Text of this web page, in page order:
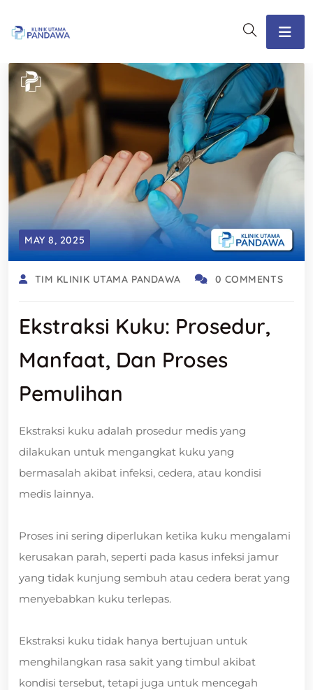
MAY 8, 2025
TIM KLINIK UTAMA PANDAWA 0 COMMENTS
Ekstraksi Kuku: Prosedur,
Manfaat, Dan Proses
Pemulihan
Ekstraksi kuku adalah prosedur medis yang
dilakukan untuk mengangkat kuku yang
bermasalah akibat infeksi, cedera, atau kondisi
medis lainnya.
Proses ini sering diperlukan ketika kuku mengalami
kerusakan parah, seperti pada kasus infeksi jamur
yang tidak kunjung sembuh atau cedera berat yang
menyebabkan kuku terlepas.
Ekstraksi kuku tidak hanya bertujuan untuk
menghilangkan rasa sakit yang timbul akibat
kondisi tersebut, tetapi juga untuk mencegah